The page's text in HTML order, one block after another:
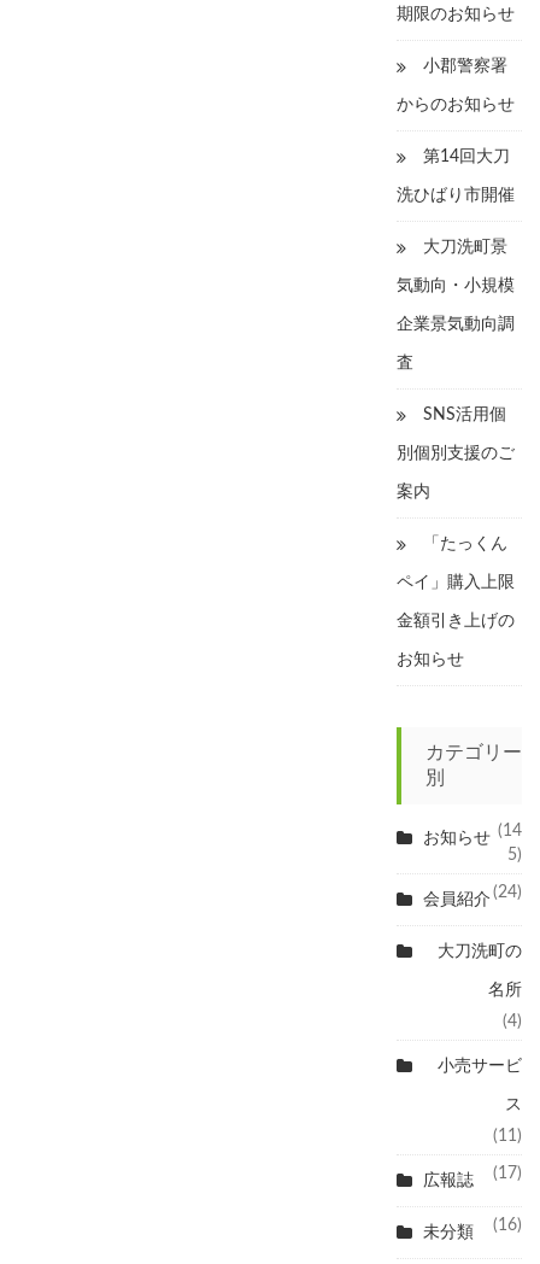
期限のお知らせ
小郡警察署
からのお知らせ
第14回大刀
洗ひばり市開催
大刀洗町景
気動向・小規模
企業景気動向調
査
SNS活用個
別個別支援のご
案内
「たっくん
ペイ」購入上限
金額引き上げの
お知らせ
カテゴリー
別
お知らせ (14
5)
会員紹介 (24)
大刀洗町の
名所
(4)
小売サービ
ス
(11)
広報誌 (17)
未分類 (16)